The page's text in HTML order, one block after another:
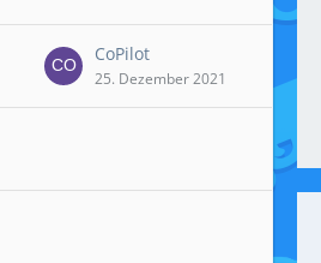
CoPilot
25. Dezember 2021